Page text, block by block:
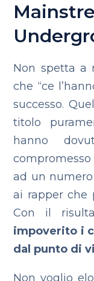
Non spetta a
che “ce
successo.
titolo
hanno
ad un
ai rapper che
Con il
impoverito i
dal punto di
Non voglio